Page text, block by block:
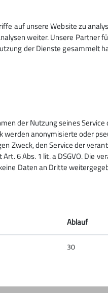
Sektion
Deutschen
Lichtenbergerstr. 17
74076 Heilbronn
Kontakt
auf unsere Website zu
weiter. Unsere Partner
der Dienste gesammelt
der Nutzung seines Service
werden anonymisierte oder
Zweck, den Service der
6 Abs. 1 lit. a DSGVO. Die
Daten an Dritte
Ablauf
30